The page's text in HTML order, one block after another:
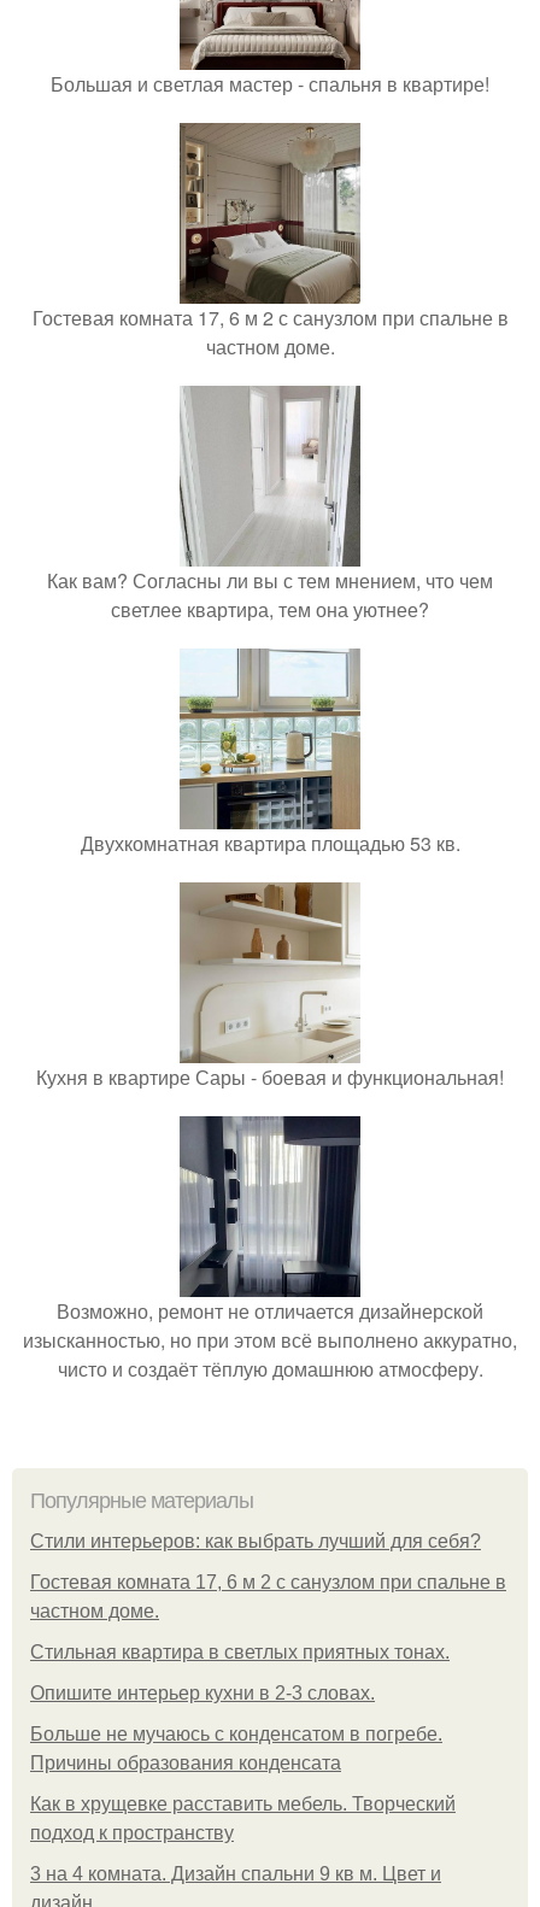
Большая и светлая мастер - спальня в квартире!
Гостевая комната 17, 6 м 2 с санузлом при спальне в
частном доме.
Как вам? Согласны ли вы с тем мнением, что чем
светлее квартира, тем она уютнее?
Двухкомнатная квартира площадью 53 кв.
Кухня в квартире Сары - боевая и функциональная!
Возможно, ремонт не отличается дизайнерской
изысканностью, но при этом всё выполнено аккуратно,
чисто и создаёт тёплую домашнюю атмосферу.
Популярные материалы
Стили интерьеров: как выбрать лучший для себя?
Гостевая комната 17, 6 м 2 с санузлом при спальне в
частном доме.
Стильная квартира в светлых приятных тонах.
Опишите интерьер кухни в 2-3 словах.
Больше не мучаюсь с конденсатом в погребе.
Причины образования конденсата
Как в хрущевке расставить мебель. Творческий
подход к пространству
3 на 4 комната. Дизайн спальни 9 кв м. Цвет и
дизайн.